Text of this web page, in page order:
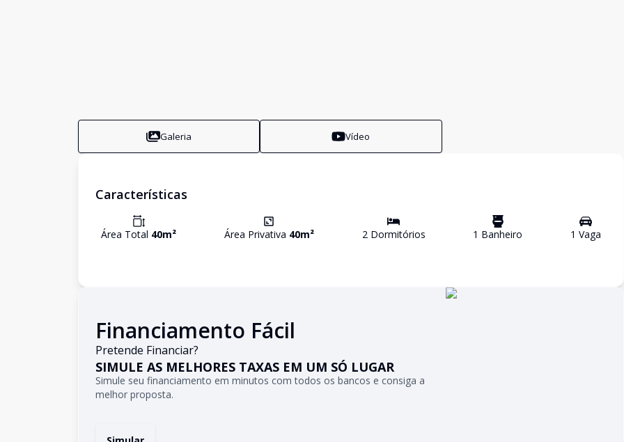
Galeria Vídeo
Características
Área Total 40m² Área Privativa 40m² 2Dormitórios 1 Banheiro 1 Vaga
Financiamento Fácil
Pretende Financiar?
SIMULE AS MELHORES TAXAS EM UM SÓ LUGAR
Simule seu financiamento em minutos com todos os bancos e consiga a
melhor proposta.